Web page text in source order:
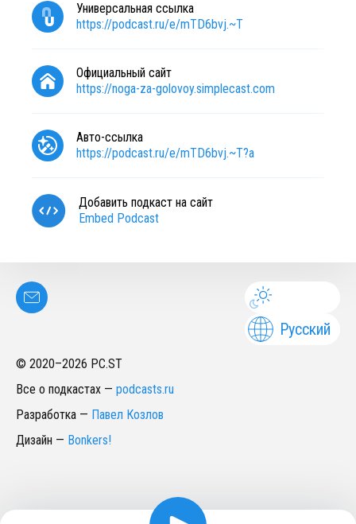
Универсальная ссылка
https://podcast.ru/e/mTD6bvj.~T
Официальный сайт
https://noga-za-golovoy.simplecast.com
Авто-ссылка
https://podcast.ru/e/mTD6bvj.~T?a
Добавить подкаст на сайт
Embed Podcast
Русский
© 2020–2026 PC.ST
Все о подкастах — podcasts.ru
Разработка — Павел Козлов
Дизайн — Bonkers!